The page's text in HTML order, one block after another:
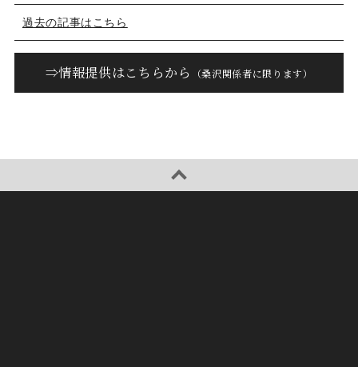
過去の記事はこちら
⇒情報提供はこちらから （桑沢関係者に限ります）